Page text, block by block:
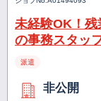
未経験OK！
の事務スタッ
派遣
非公開